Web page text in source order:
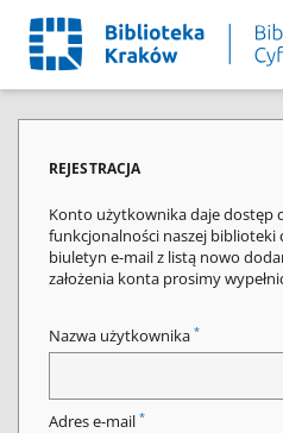
REJESTRACJA
Konto użytkownika daje dostęp
funkcjonalności naszej biblioteki
biuletyn e-mail z listą nowo
założenia konta prosimy
Nazwa użytkownika *
Adres e-mail *